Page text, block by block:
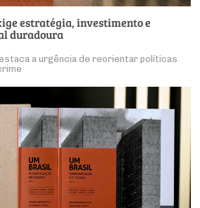
estratégia, investimento e
duradoura
a urgência de reorientar políticas